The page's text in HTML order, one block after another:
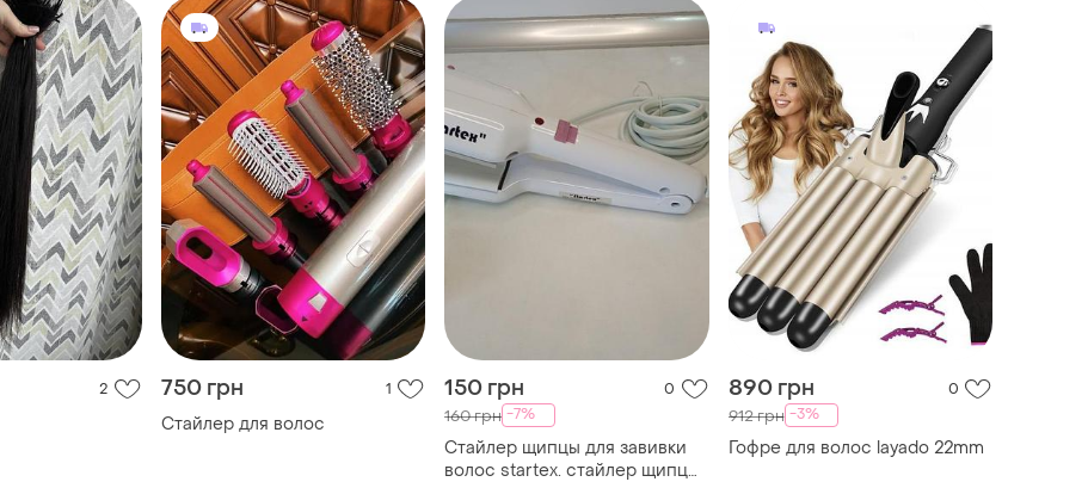
2 750 грн 1
Стайлер для волос
150 грн 0
160 грн -7%
Стайлер щипцы для завивки
волос startex. стайлер щипцы
890 грн 0
912 грн -3%
Гофре для волос layado 22mm